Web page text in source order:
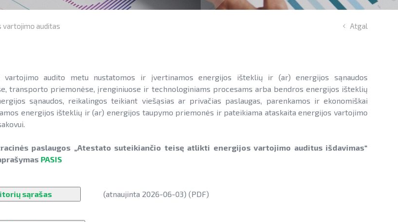
vartojimo auditas Atgal
vartojimo audito metu nustatomos ir įvertinamos energijos išteklių ir (ar) energijos sąnaudos
transporto priemonėse, įrenginiuose ir technologiniams procesams arba bendros energijos išteklių
sąnaudos, reikalingos teikiant viešąsias ar privačias paslaugas, parenkamos ir ekonomiškai
energijos išteklių ir (ar) energijos taupymo priemonės ir pateikiama ataskaita energijos vartojimo
paslaugos „Atestato suteikiančio teisę atlikti energijos vartojimo auditus išdavimas“
PASIS
sąrašas (atnaujinta 2026-06-03) (PDF)